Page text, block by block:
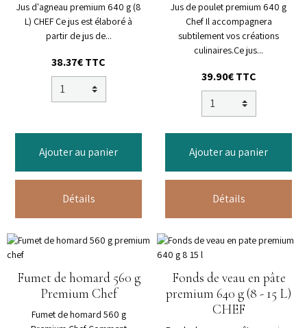
Jus d'agneau premium 640 g (8
L) CHEF Ce jus est élaboré à
partir de jus de...
38.37€ TTC
Ajouter au panier
Détails
Jus de poulet premium 640 g
Chef Il accompagnera
subtilement vos créations
culinaires.Ce jus...
39.90€ TTC
Ajouter au panier
Détails
Fumet de homard 560 g
Premium Chef
Fumet de homard 560 g
Fonds de veau en pâte
premium 640 g (8 - 15 L)
CHEF